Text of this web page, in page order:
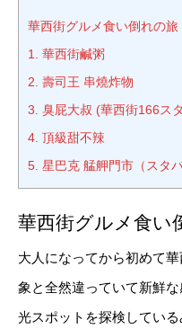
華西街グルメ食い倒れの旅
1. 華西街鹹粥
2. 壽司王 串燒炸物
3. 臭屁大叔 (華西街166ス
4. 頂級甜不辣
5. 星巴克 艋舺門市（スタ
華西街グルメ食い
大人になってから初めて
象と全然違っていて新鮮
光スポットを探検してい